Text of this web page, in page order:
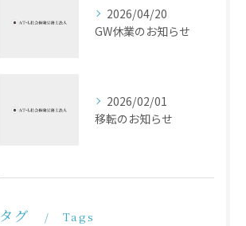
2026/04/20
GW休業のお知らせ
2026/02/01
移転のお知らせ
タグ Tags